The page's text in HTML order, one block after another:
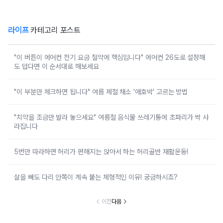
라이프카테고리 포스트
"이 버튼이 에어컨 전기 요금 절약에 핵심입니다" 에어컨 26도로 설정해
도 덥다면 이 순서대로 해보세요
"이 부분만 체크하면 됩니다" 여름 제철 채소 '애호박' 고르는 방법
"치약을 조금만 발라 놓으세요" 여름철 음식물 쓰레기통에 초파리가 싹 사
라집니다
5번만 따라하면 허리가 편해지는 앉아서 하는 허리골반 재활운동!
살을 빼도 다리 안쪽이 계속 붙는 체형적인 이유! 궁금하시죠?
이전다음